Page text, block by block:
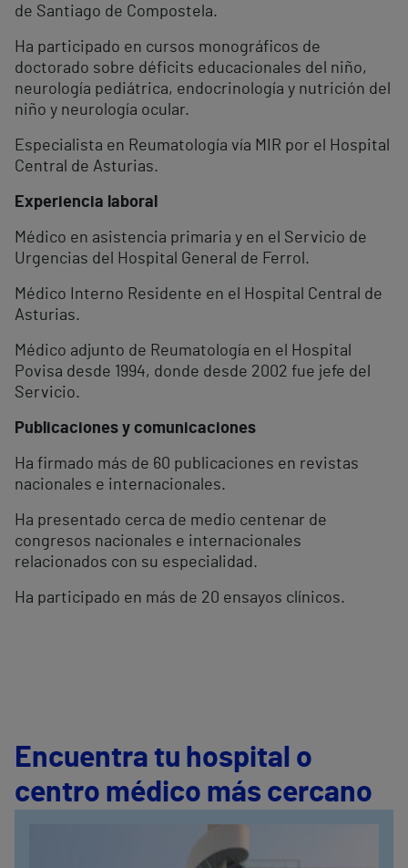
de Santiago de Compostela.
Ha participado en cursos monográficos de
doctorado sobre déficits educacionales del niño,
neurología pediátrica, endocrinología y nutrición del
niño y neurología ocular.
Especialista en Reumatología vía MIR por el Hospital
Central de Asturias.
Experiencia laboral
Médico en asistencia primaria y en el Servicio de
Urgencias del Hospital General de Ferrol.
Médico Interno Residente en el Hospital Central de
Asturias.
Médico adjunto de Reumatología en el Hospital
Povisa desde 1994, donde desde 2002 fue jefe del
Servicio.
Publicaciones y comunicaciones
Ha firmado más de 60 publicaciones en revistas
nacionales e internacionales.
Ha presentado cerca de medio centenar de
congresos nacionales e internacionales
relacionados con su especialidad.
Ha participado en más de 20 ensayos clínicos.
Encuentra tu hospital o
centro médico más cercano